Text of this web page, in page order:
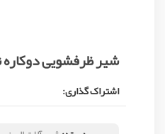
شیر ظرفشویی دوکاره
اشتراک گذاری: